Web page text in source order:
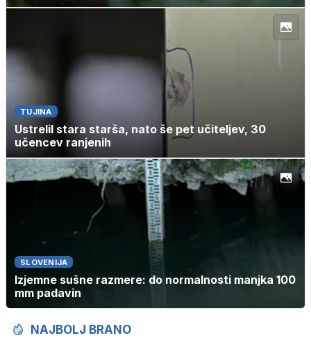
TUJINA
Ustrelil stara starša, nato še pet učiteljev, 30
učencev ranjenih
SLOVENIJA
Izjemne sušne razmere: do normalnosti manjka 100
mm padavin
NAJBOLJ BRANO